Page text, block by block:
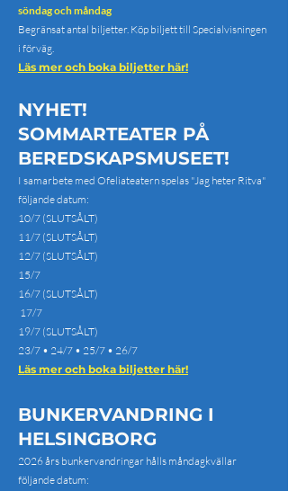
söndag och måndag
Begränsat antal biljetter. Köp biljett till Specialvisningen
i förväg.
Läs mer och boka biljetter här!
NYHET!
SOMMARTEATER PÅ
BEREDSKAPSMUSEET!
I samarbete med Ofeliateatern spelas "Jag heter Ritva"
följande datum:
10/7 (SLUTSÅLT)
11/7 (SLUTSÅLT)
12/7 (SLUTSÅLT)
15/7
16/7 (SLUTSÅLT)
17/7
19/7 (SLUTSÅLT)
23/7 • 24/7 • 25/7 • 26/7
Läs mer och boka biljetter här!
BUNKERVANDRING I
HELSINGBORG
2026 års bunkervandringar hålls måndagkvällar
följande datum: